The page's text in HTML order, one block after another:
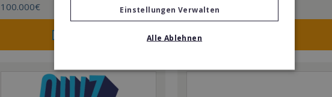
100.000€
5.000€
Einstellungen Verwalten
Alle Ablehnen